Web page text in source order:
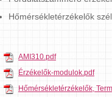
Hőmérsékletérzékelők
AMI310.pdf
Érzékelők-modulok.pdf
Hőmérsékletérzékelők,